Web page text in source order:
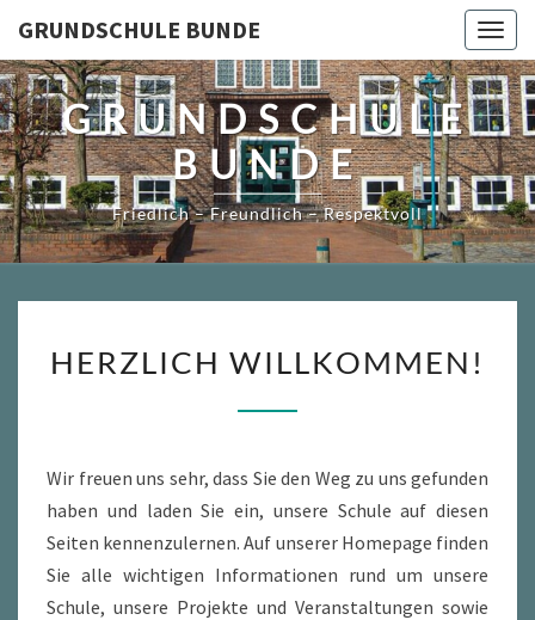
content
GRUNDSCHULE BUNDE
GRUNDSCHULE
BUNDE
Friedlich – Freundlich – Respektvoll
WILLKOMMEN!
HERZLICH WILLKOMMEN!
Wir freuen uns sehr, dass Sie den Weg zu uns gefunden
haben und laden Sie ein, unsere Schule auf diesen
Seiten kennenzulernen. Auf unserer Homepage finden
Sie alle wichtigen Informationen rund um unsere
Schule, unsere Projekte und Veranstaltungen sowie